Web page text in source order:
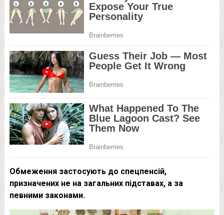
Обмеження застосують до спецпенсій,
призначених не на загальних підставах, а за
певними законами.